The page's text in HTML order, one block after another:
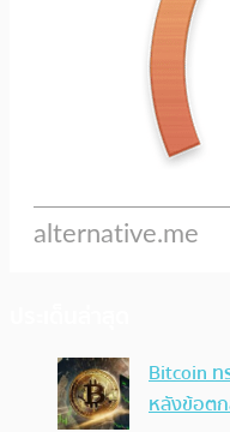
Bitcoin ท
หลังข้อต